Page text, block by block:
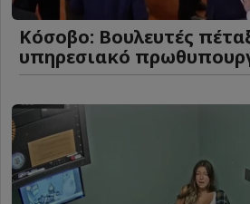
Κόσοβο: Βουλευτές
υπηρεσιακό